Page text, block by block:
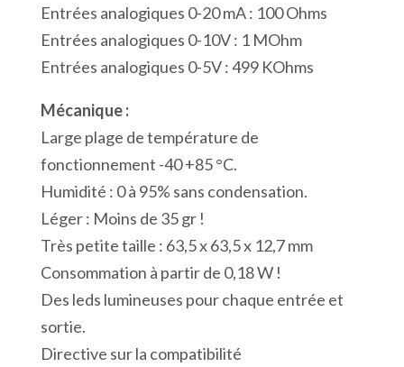
Analogiques
1
Port
RS232
Modbus/ASCII
1
Port
USB
Modbus
Entrées analogiques 0-20 mA : 100 Ohms
Entrées analogiques 0-10V : 1 MOhm
Entrées analogiques 0-5V : 499 KOhms
Mécanique :
Large plage de température de
fonctionnement -40 +85 °C.
Humidité : 0 à 95% sans condensation.
Léger : Moins de 35 gr !
Très petite taille : 63,5 x 63,5 x 12,7 mm
Consommation à partir de 0,18 W !
Des leds lumineuses pour chaque entrée et
sortie.
Directive sur la compatibilité